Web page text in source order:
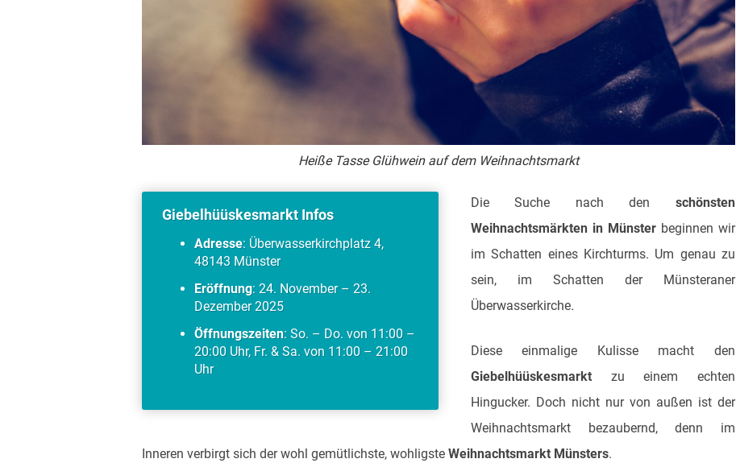
Heiße Tasse Glühwein auf dem Weihnachtsmarkt
Giebelhüüskesmarkt Infos
Adresse: Überwasserkirchplatz 4,
48143 Münster
Eröffnung: 24. November – 23.
Dezember 2025
Öffnungszeiten: So. – Do. von 11:00 –
20:00 Uhr, Fr. & Sa. von 11:00 – 21:00
Uhr
Die Suche nach den schönsten
Weihnachtsmärkten in Münsterbeginnen wir
im Schatten eines Kirchturms. Um genau zu
sein, im Schatten der Münsteraner
Überwasserkirche.
Diese einmalige Kulisse macht den
Giebelhüüskesmarktzu einem echten
Hingucker. Doch nicht nur von außen ist der
Weihnachtsmarkt bezaubernd, denn im
Inneren verbirgt sich der wohl gemütlichste, wohligste Weihnachtsmarkt Münsters.